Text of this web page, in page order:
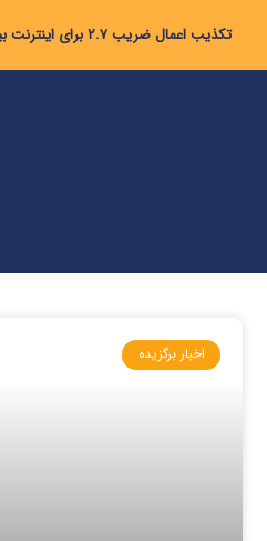
تکذیب اعمال ضریب ۲.۷ برای اینترنت بین‌الملل از سوی سازمان تنظیم مقررات
اخبار برگزیده